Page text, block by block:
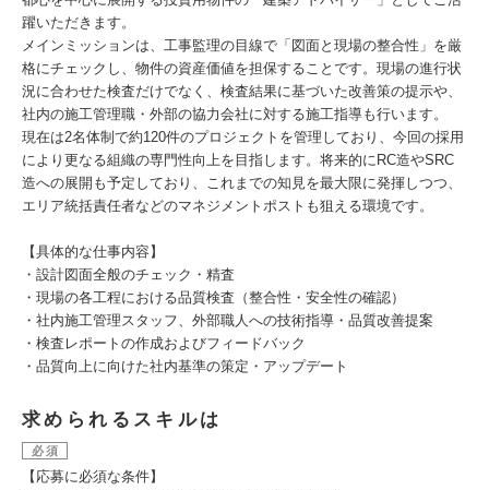
躍いただきます。
メインミッションは、工事監理の目線で「図面と現場の整合性」を厳
格にチェックし、物件の資産価値を担保することです。現場の進行状
況に合わせた検査だけでなく、検査結果に基づいた改善策の提示や、
社内の施工管理職・外部の協力会社に対する施工指導も行います。
現在は2名体制で約120件のプロジェクトを管理しており、今回の採用
により更なる組織の専門性向上を目指します。将来的にRC造やSRC
造への展開も予定しており、これまでの知見を最大限に発揮しつつ、
エリア統括責任者などのマネジメントポストも狙える環境です。
【具体的な仕事内容】
・設計図面全般のチェック・精査
・現場の各工程における品質検査（整合性・安全性の確認）
・社内施工管理スタッフ、外部職人への技術指導・品質改善提案
・検査レポートの作成およびフィードバック
・品質向上に向けた社内基準の策定・アップデート
求められるスキルは
必須
【応募に必須な条件】